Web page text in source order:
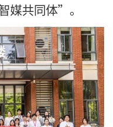
媒共同体”。